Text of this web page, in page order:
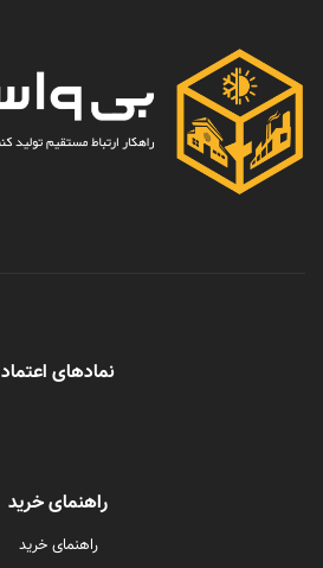
نمادهای اعتماد
راهنمای خرید
راهنمای خرید